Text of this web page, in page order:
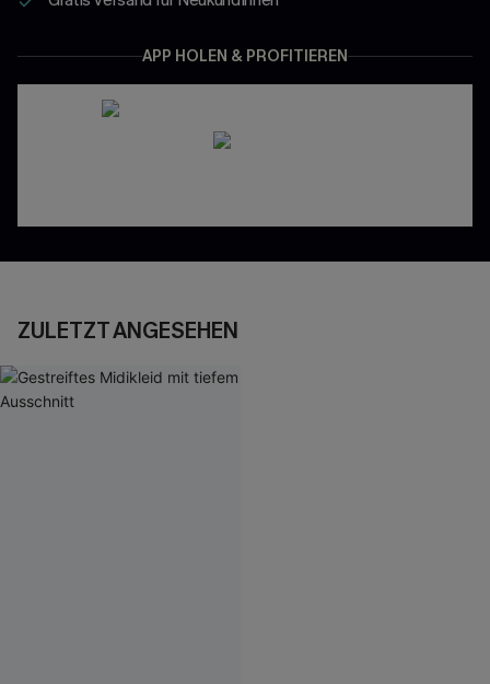
APP HOLEN & PROFITIEREN
ZULETZT ANGESEHEN